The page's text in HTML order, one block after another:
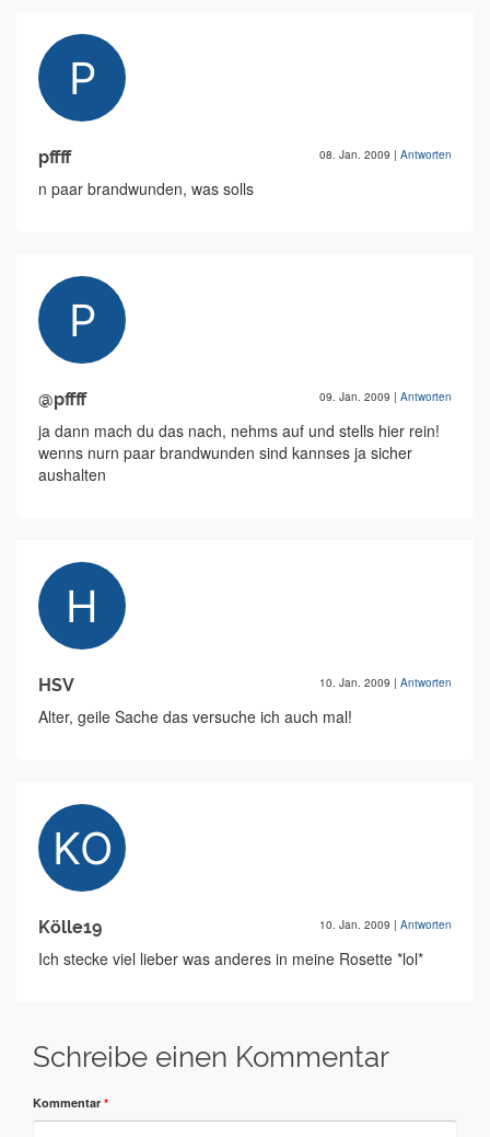
pffff 08. Jan. 2009 | Antworten
n paar brandwunden, was solls
@pffff 09. Jan. 2009 | Antworten
ja dann mach du das nach, nehms auf und stells hier rein!
wenns nurn paar brandwunden sind kannses ja sicher
aushalten
HSV 10. Jan. 2009 | Antworten
Alter, geile Sache das versuche ich auch mal!
Kölle19 10. Jan. 2009 | Antworten
Ich stecke viel lieber was anderes in meine Rosette *lol*
Schreibe einen Kommentar
Kommentar *